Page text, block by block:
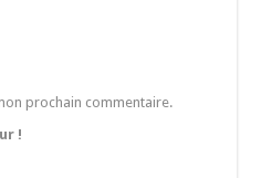
prochain commentaire.
!